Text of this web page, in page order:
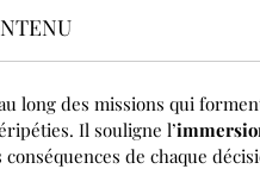
long des missions qui
Il souligne l’
de chaque